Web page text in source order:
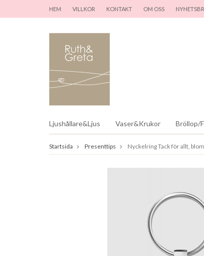
HEM VILLKOR KONTAKT OM OSS
Ljushållare&Ljus Vaser&Krukor Bröllop/
Startsida Presenttips Nyckelring Tack för allt,